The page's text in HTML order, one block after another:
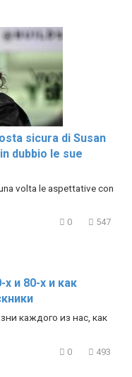
sicura di Susan
dubbio le sue
volta le aspettative con
0 547
и 80-х и как
каждого из нас, как
0 493